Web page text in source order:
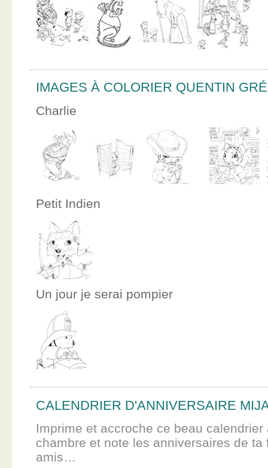
IMAGES À COLORIER QUENTIN
Charlie
Petit Indien
Un jour je serai pompier
CALENDRIER D'ANNIVERSAIRE
Imprime et accroche ce beau calendrier
chambre et note les anniversaires de ta
amis…